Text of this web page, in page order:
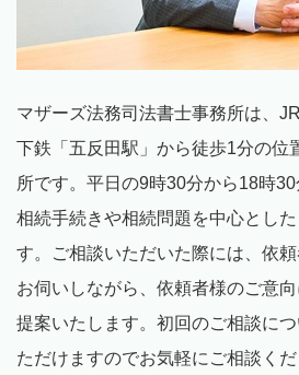
マザーズ法務司法書士事務所は、 JR
下鉄「五反田駅」から徒歩1分の位
所です。平日の9時30分から18時30
相続手続きや相続問題を中心とし
す。ご相談いただいた際には、依
お伺いしながら、依頼者様のご意
提案いたします。初回のご相談に
ただけますのでお気軽にご相談くだ